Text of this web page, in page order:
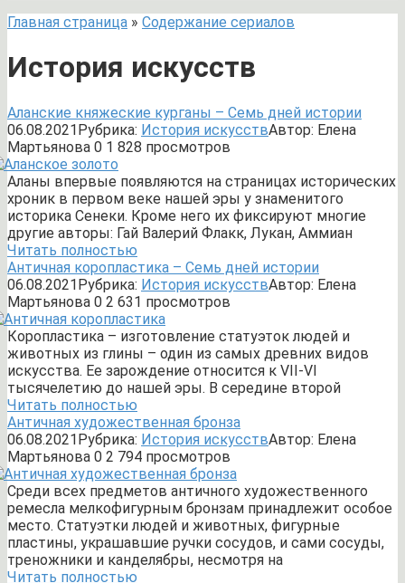
Главная страница » Содержание сериалов
История искусств
Аланские княжеские курганы – Семь дней истории
06.08.2021Рубрика: История искусствАвтор: Елена
Мартьянова 0 1 828 просмотров
Аланы впервые появляются на страницах исторических
хроник в первом веке нашей эры у знаменитого
историка Сенеки. Кроме него их фиксируют многие
другие авторы: Гай Валерий Флакк, Лукан, Аммиан
Читать полностью
Античная коропластика – Семь дней истории
06.08.2021Рубрика: История искусствАвтор: Елена
Мартьянова 0 2 631 просмотров
Коропластика – изготовление статуэток людей и
животных из глины – один из самых древних видов
искусства. Ее зарождение относится к VII-VI
тысячелетию до нашей эры. В середине второй
Читать полностью
Античная художественная бронза
06.08.2021Рубрика: История искусствАвтор: Елена
Мартьянова 0 2 794 просмотров
Среди всех предметов античного художественного
ремесла мелкофигурным бронзам принадлежит особое
место. Статуэтки людей и животных, фигурные
пластины, украшавшие ручки сосудов, и сами сосуды,
треножники и канделябры, несмотря на
Читать полностью